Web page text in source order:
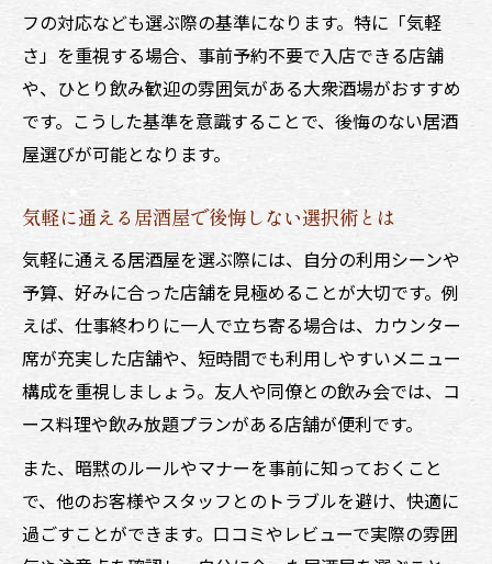
フの対応なども選ぶ際の基準になります。特に「気軽
さ」を重視する場合、事前予約不要で入店できる店舗
や、ひとり飲み歓迎の雰囲気がある大衆酒場がおすすめ
です。こうした基準を意識することで、後悔のない居酒
屋選びが可能となります。
気軽に通える居酒屋で後悔しない選択術とは
気軽に通える居酒屋を選ぶ際には、自分の利用シーンや
予算、好みに合った店舗を見極めることが大切です。例
えば、仕事終わりに一人で立ち寄る場合は、カウンター
席が充実した店舗や、短時間でも利用しやすいメニュー
構成を重視しましょう。友人や同僚との飲み会では、コ
ース料理や飲み放題プランがある店舗が便利です。
また、暗黙のルールやマナーを事前に知っておくこと
で、他のお客様やスタッフとのトラブルを避け、快適に
過ごすことができます。口コミやレビューで実際の雰囲